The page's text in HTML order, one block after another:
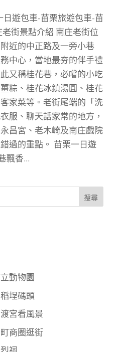
遊包車-苗栗旅遊包車-苗
街景點介紹 南庄老街位
近的中正路及一旁小巷
中心，當地最夯的伴手禮
又稱桂花巷，必嚐的小吃
粽、桂花冰鎮湯圓、桂花
家菜等。老街尾端的「洗
服、聊天話家常的地方，
昌宮、老木崎及南庄戲院
過的重點。 苗栗一日遊
飄香...
搜尋
動物園
埕碼頭
宮看風景
商圈逛街